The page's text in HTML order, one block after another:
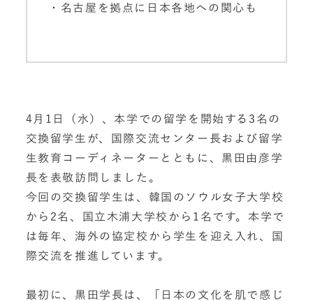
・名古屋を拠点に日本各地への関心も
4月1日（水）、本学での留学を開始する3名の
交換留学生が、国際交流センター長および留学
生教育コーディネーターとともに、黒田由彦学
長を表敬訪問しました。
今回の交換留学生は、韓国のソウル女子大学校
から2名、国立木浦大学校から1名です。本学で
は毎年、海外の協定校から学生を迎え入れ、国
際交流を推進しています。
最初に、黒田学長は、「日本の文化を肌で感じ